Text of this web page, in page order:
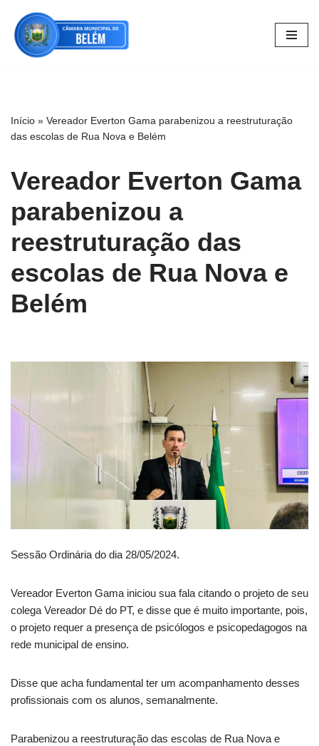
Pular
para
Início » Vereador Everton Gama parabenizou a reestruturação
das escolas de Rua Nova e Belém
Vereador Everton Gama
parabenizou a
reestruturação das
escolas de Rua Nova e
Belém
Sessão Ordinária do dia 28/05/2024.
Vereador Everton Gama iniciou sua fala citando o projeto de seu
colega Vereador Dé do PT, e disse que é muito importante, pois,
o projeto requer a presença de psicólogos e psicopedagogos na
rede municipal de ensino.
Disse que acha fundamental ter um acompanhamento desses
profissionais com os alunos, semanalmente.
Parabenizou a reestruturação das escolas de Rua Nova e